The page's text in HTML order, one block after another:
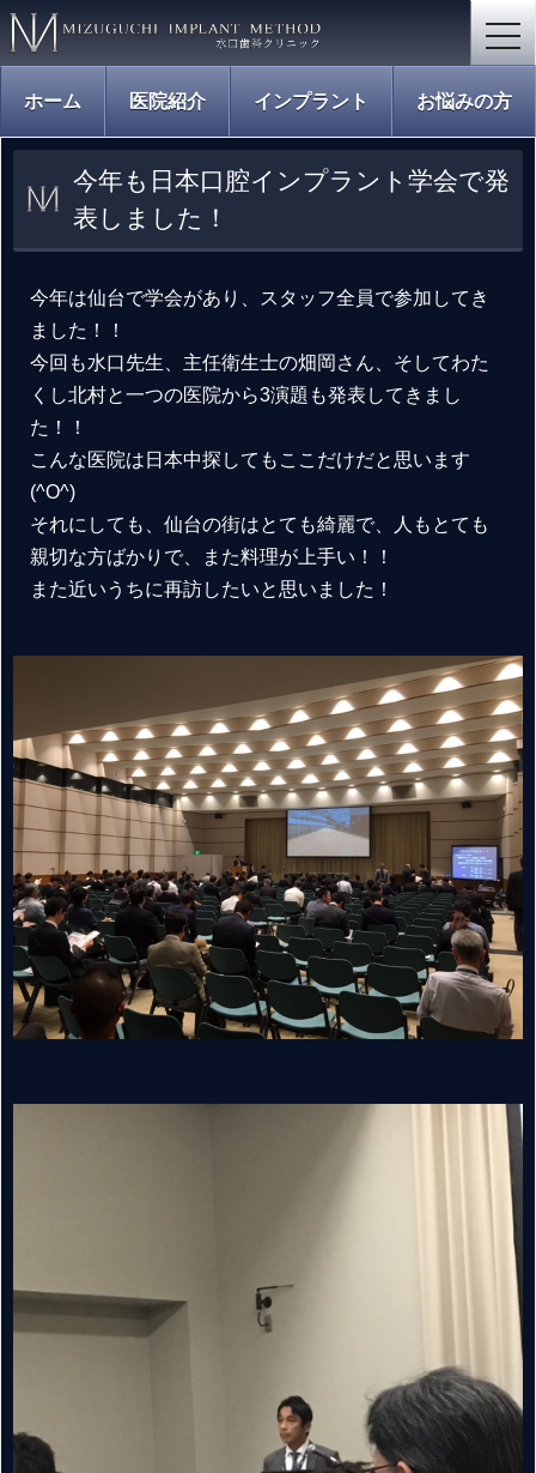
ホーム 医院紹介 インプラント お悩みの方
今年も日本口腔インプラント学会で発
表しました！
今年は仙台で学会があり、スタッフ全員で参加してき
ました！！
今回も水口先生、主任衛生士の畑岡さん、そしてわた
くし北村と一つの医院から3演題も発表してきまし
た！！
こんな医院は日本中探してもここだけだと思います
(^O^)
それにしても、仙台の街はとても綺麗で、人もとても
親切な方ばかりで、また料理が上手い！！
また近いうちに再訪したいと思いました！